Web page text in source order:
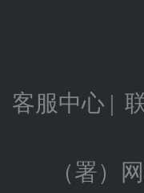
客服中心 |
（署）